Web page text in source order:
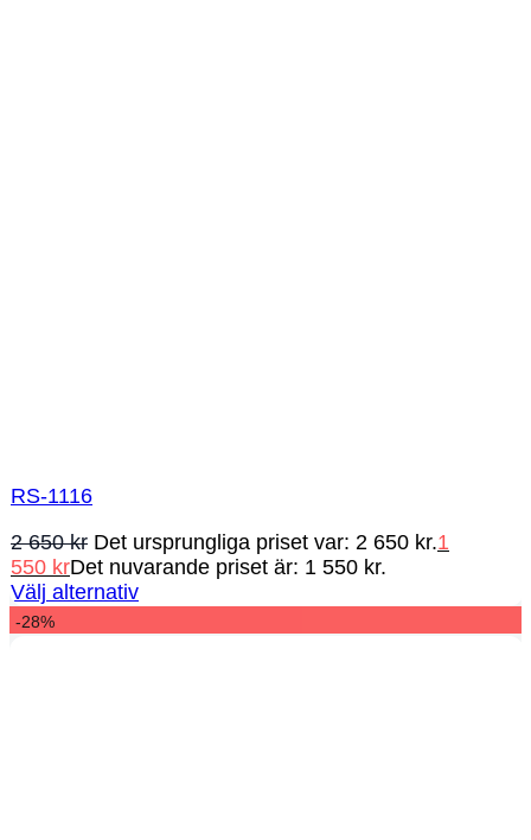
RS-1116
2 650kr Det ursprungliga priset var: 2 650 kr.1
550 krDet nuvarande priset är: 1 550 kr.
Välj alternativ
-28%